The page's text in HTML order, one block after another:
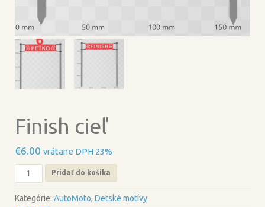
Finish cieľ
€6.00 vrátane DPH 23%
množstvo
Finish
cieľ
Pridať do košíka
Kategórie: AutoMoto, Detské motívy